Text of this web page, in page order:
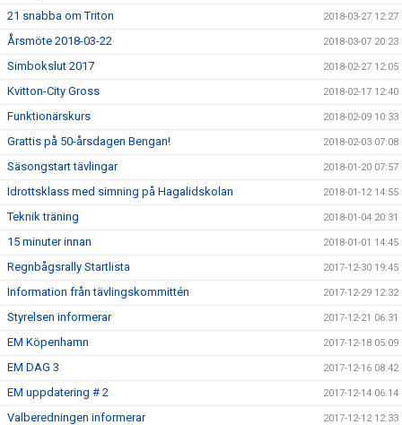
21 snabba om Triton 2018-03-27 12:27
Årsmöte 2018-03-22 2018-03-07 20:23
Simbokslut 2017 2018-02-27 12:05
Kvitton-City Gross 2018-02-17 12:40
Funktionärskurs 2018-02-09 10:33
Grattis på 50-årsdagen Bengan! 2018-02-03 07:08
Säsongstart tävlingar 2018-01-20 07:57
Idrottsklass med simning på Hagalidskolan 2018-01-12 14:55
Teknik träning 2018-01-04 20:31
15 minuter innan 2018-01-01 14:45
Regnbågsrally Startlista 2017-12-30 19:45
Information från tävlingskommittén 2017-12-29 12:32
Styrelsen informerar 2017-12-21 06:31
EM Köpenhamn 2017-12-18 05:09
EM DAG 3 2017-12-16 08:42
EM uppdatering # 2 2017-12-14 06:14
Valberedningen informerar 2017-12-12 12:33